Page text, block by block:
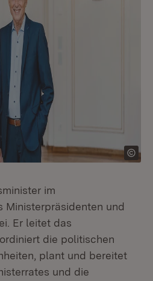
im
Ministerpräsidenten und
Er leitet das
die politischen
plant und bereitet
und die